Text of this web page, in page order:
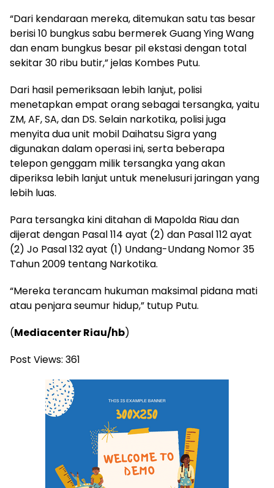
“Dari kendaraan mereka, ditemukan satu tas besar
berisi 10 bungkus sabu bermerek Guang Ying Wang
dan enam bungkus besar pil ekstasi dengan total
sekitar 30 ribu butir,” jelas Kombes Putu.
Dari hasil pemeriksaan lebih lanjut, polisi
menetapkan empat orang sebagai tersangka, yaitu
ZM, AF, SA, dan DS. Selain narkotika, polisi juga
menyita dua unit mobil Daihatsu Sigra yang
digunakan dalam operasi ini, serta beberapa
telepon genggam milik tersangka yang akan
diperiksa lebih lanjut untuk menelusuri jaringan yang
lebih luas.
Para tersangka kini ditahan di Mapolda Riau dan
dijerat dengan Pasal 114 ayat (2) dan Pasal 112 ayat
(2) Jo Pasal 132 ayat (1) Undang-Undang Nomor 35
Tahun 2009 tentang Narkotika.
“Mereka terancam hukuman maksimal pidana mati
atau penjara seumur hidup,” tutup Putu.
(Mediacenter Riau/hb)
Post Views: 361